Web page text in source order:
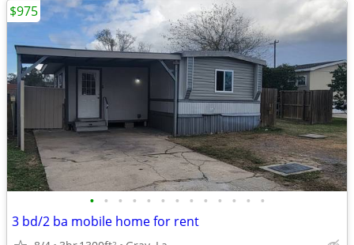
• • • • • • • • • • • • •
3 bd/2 ba mobile home for rent
$975